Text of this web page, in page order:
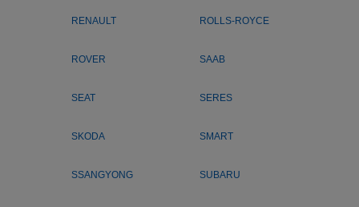
RENAULT ROLLS-ROYCE
ROVER SAAB
SEAT SERES
SKODA SMART
SSANGYONG SUBARU